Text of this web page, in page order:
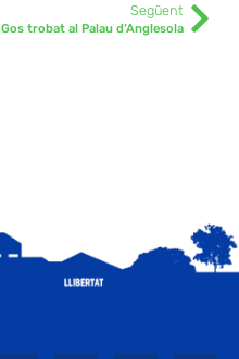
Següent
Gos trobat al Palau d’Anglesola